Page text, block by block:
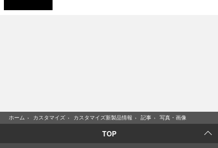
ホーム › カスタマイズ › カスタマイズ新製品情報 › 記事 › 写真・画像
TOP